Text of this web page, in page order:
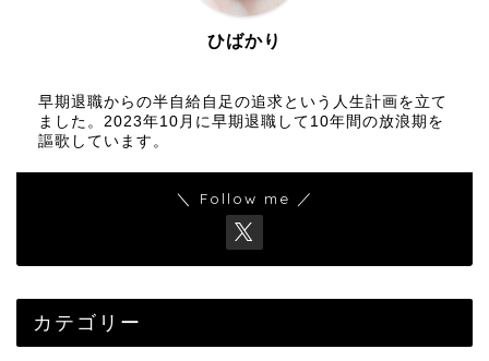
ひばかり
早期退職からの半自給自足の追求という人生計画を立て
ました。2023年10月に早期退職して10年間の放浪期を
謳歌しています。
＼ Follow me ／
カテゴリー